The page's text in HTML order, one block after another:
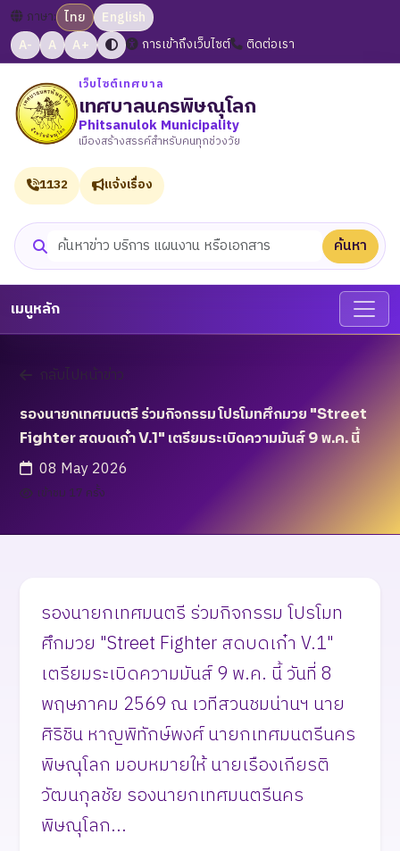
ภาษา: ไทย
English
A-
A A+ การเข้าถึงเว็บไซต์ ติดต่อเรา
เว็บไซต์เทศบาล
เทศบาลนครพิษณุโลก
Phitsanulok Municipality
เมืองสร้างสรรค์สำหรับคนทุกช่วงวัย
ค้นหาเว็บไซต์ ค้นหา
1132 แจ้งเรื่อง
เมนูหลัก
กลับไปหน้าข่าว
รองนายกเทศมนตรี ร่วมกิจกรรม โปรโมทศึกมวย "Street
Fighter สดบดเก๋า V.1" เตรียมระเบิดความมันส์ 9 พ.ค. นี้
08 May 2026
เข้าชม 17 ครั้ง
รองนายกเทศมนตรี ร่วมกิจกรรม โปรโมท
ศึกมวย "Street Fighter สดบดเก๋า V.1"
เตรียมระเบิดความมันส์ 9 พ.ค. นี้ วันที่ 8
พฤษภาคม 2569 ณ เวทีสวนชมน่านฯ นาย
ศิริชิน หาญพิทักษ์พงศ์ นายกเทศมนตรีนคร
พิษณุโลก มอบหมายให้ นายเรืองเกียรติ
วัฒนกุลชัย รองนายกเทศมนตรีนคร
พิษณุโลก...